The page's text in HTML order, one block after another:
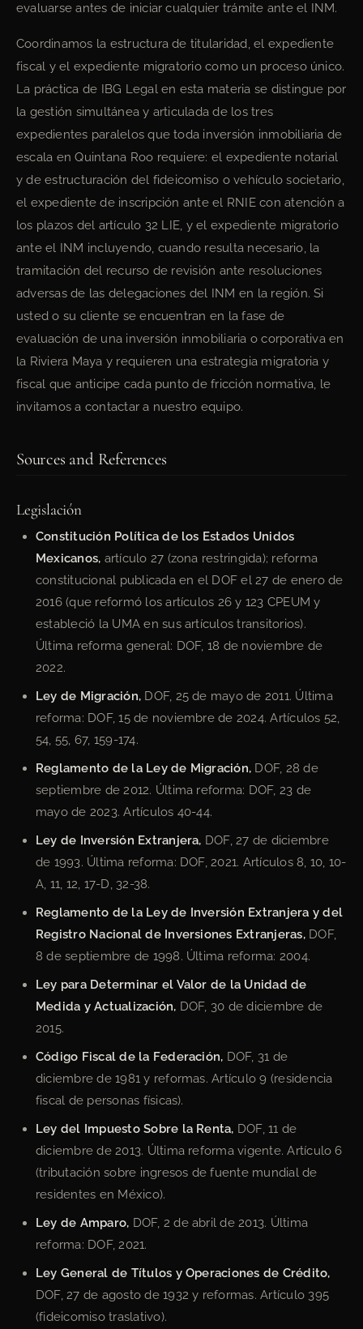
evaluarse antes de iniciar cualquier trámite ante el INM.
Coordinamos la estructura de titularidad, el expediente
fiscal y el expediente migratorio como un proceso único.
La práctica de IBG Legal en esta materia se distingue por
la gestión simultánea y articulada de los tres
expedientes paralelos que toda inversión inmobiliaria de
escala en Quintana Roo requiere: el expediente notarial
y de estructuración del fideicomiso o vehículo societario,
el expediente de inscripción ante el RNIE con atención a
los plazos del artículo 32 LIE, y el expediente migratorio
ante el INM incluyendo, cuando resulta necesario, la
tramitación del recurso de revisión ante resoluciones
adversas de las delegaciones del INM en la región. Si
usted o su cliente se encuentran en la fase de
evaluación de una inversión inmobiliaria o corporativa en
la Riviera Maya y requieren una estrategia migratoria y
fiscal que anticipe cada punto de fricción normativa, le
invitamos a contactar a nuestro equipo.
Sources and References
Legislación
Constitución Política de los Estados Unidos
Mexicanos, artículo 27 (zona restringida); reforma
constitucional publicada en el DOF el 27 de enero de
2016 (que reformó los artículos 26 y 123 CPEUM y
estableció la UMA en sus artículos transitorios).
Última reforma general: DOF, 18 de noviembre de
2022.
Ley de Migración, DOF, 25 de mayo de 2011. Última
reforma: DOF, 15 de noviembre de 2024. Artículos 52,
54, 55, 67, 159-174.
Reglamento de la Ley de Migración, DOF, 28 de
septiembre de 2012. Última reforma: DOF, 23 de
mayo de 2023. Artículos 40-44.
Ley de Inversión Extranjera, DOF, 27 de diciembre
de 1993. Última reforma: DOF, 2021. Artículos 8, 10, 10-
A, 11, 12, 17-D, 32-38.
Reglamento de la Ley de Inversión Extranjera y del
Registro Nacional de Inversiones Extranjeras,DOF,
8 de septiembre de 1998. Última reforma: 2004.
Ley para Determinar el Valor de la Unidad de
Medida y Actualización, DOF, 30 de diciembre de
2015.
Código Fiscal de la Federación, DOF, 31 de
diciembre de 1981 y reformas. Artículo 9 (residencia
fiscal de personas físicas).
Ley del Impuesto Sobre la Renta, DOF, 11 de
diciembre de 2013. Última reforma vigente. Artículo 6
(tributación sobre ingresos de fuente mundial de
residentes en México).
Ley de Amparo, DOF, 2 de abril de 2013. Última
reforma: DOF, 2021.
Ley General de Títulos y Operaciones de Crédito,
DOF, 27 de agosto de 1932 y reformas. Artículo 395
(fideicomiso traslativo).